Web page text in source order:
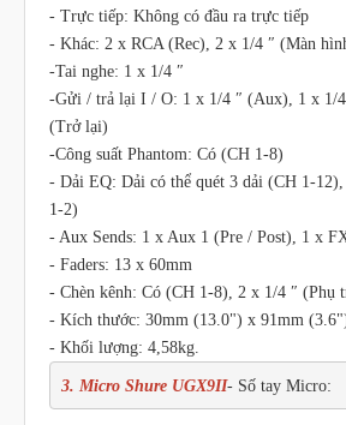
- Trực tiếp: Không có đầu ra trực tiếp
- Khác: 2 x RCA (Rec), 2 x 1/4 ″ (Màn
-Tai nghe: 1 x 1/4 ″
-Gửi / trả lại I / O: 1 x 1/4 ″ (Aux), 1 x 1/
(Trở lại)
-Công suất Phantom: Có (CH 1-8)
- Dải EQ: Dải có thể quét 3 dải (CH 1-12),
1-2)
- Aux Sends: 1 x Aux 1 (Pre / Post), 1 x
- Faders: 13 x 60mm
- Chèn kênh: Có (CH 1-8), 2 x 1/4 ″ (Phụ
- Kích thước: 30mm (13.0") x 91mm
- Khối lượng: 4,58kg.
3. Micro Shure UGX9II- Số tay Micro: